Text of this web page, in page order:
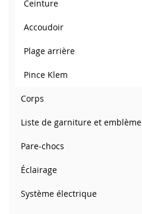
Ceinture
Accoudoir
Plage arrière
Pince Klem
Corps
Liste de garniture et emblème
Pare-chocs
Éclairage
Système électrique